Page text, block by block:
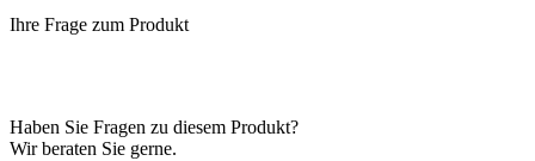
Ihre Frage zum Produkt
Haben Sie Fragen zu diesem Produkt?
Wir beraten Sie gerne.